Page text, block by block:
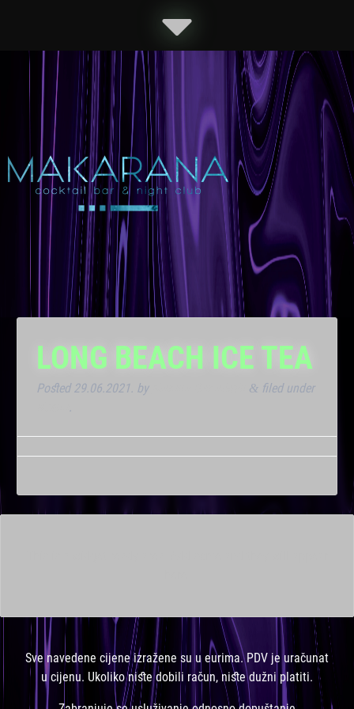
LONG BEACH ICE TEA
Posted 29.06.2021. by & filed under
.
Sve navedene cijene izražene su u eurima. PDV je uračunat
u cijenu. Ukoliko niste dobili račun, niste dužni platiti.